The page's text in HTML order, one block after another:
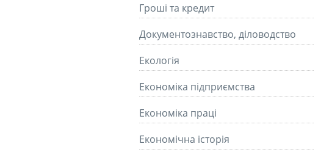
Гроші та кредит
Документознавство, діловодство
Екологія
Економіка підприємства
Економіка праці
Економічна історія